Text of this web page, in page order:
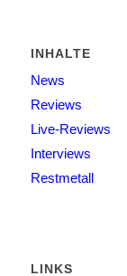
INHALTE
News
Reviews
Live-Reviews
Interviews
Restmetall
LINKS